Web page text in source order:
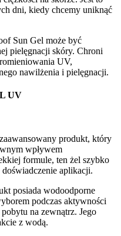
dni, kiedy chcemy uniknąć
Sun Gel może być
pielęgnacji skóry. Chroni
UV,
nawilżenia i pielęgnacji.
UV
produkt, który
wpływem
formule, ten żel szybko
doświadczenie aplikacji.
posiada wodoodporne
podczas aktywności
na zewnątrz. Jego
z wodą.